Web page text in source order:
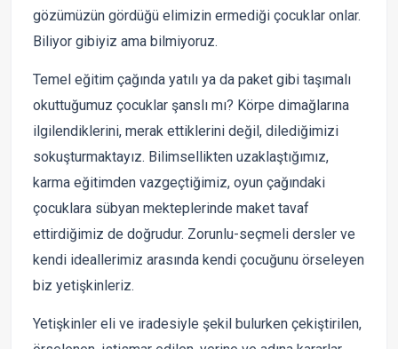
gözümüzün gördüğü elimizin ermediği çocuklar onlar.
Biliyor gibiyiz ama bilmiyoruz.
Temel eğitim çağında yatılı ya da paket gibi taşımalı
okuttuğumuz çocuklar şanslı mı? Körpe dimağlarına
ilgilendiklerini, merak ettiklerini değil, dilediğimizi
sokuşturmaktayız. Bilimsellikten uzaklaştığımız,
karma eğitimden vazgeçtiğimiz, oyun çağındaki
çocuklara sübyan mekteplerinde maket tavaf
ettirdiğimiz de doğrudur. Zorunlu-seçmeli dersler ve
kendi ideallerimiz arasında kendi çocuğunu örseleyen
biz yetişkinleriz.
Yetişkinler eli ve iradesiyle şekil bulurken çekiştirilen,